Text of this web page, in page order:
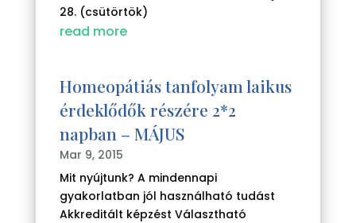
28. (csütörtök)
read more
Homeopátiás tanfolyam laikus
érdeklődők részére 2*2
napban – MÁJUS
Mar 9, 2015
Mit nyújtunk? A mindennapi
gyakorlatban jól használható tudást
Akkreditált képzést Választható